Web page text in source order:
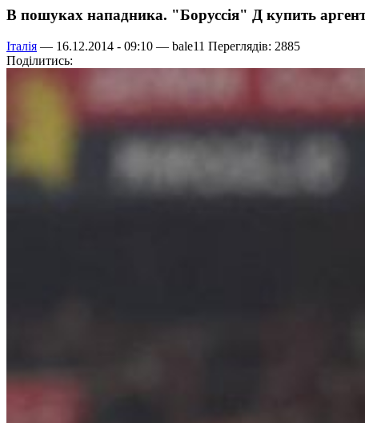
В пошуках нападника. "Боруссія" Д купить
Італія — 16.12.2014 - 09:10 — bale11 Переглядів: 2885
Поділитись: